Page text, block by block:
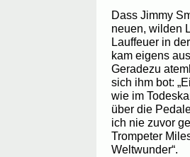
Dass Jimmy
neuen, wilden
Lauffeuer in
kam eigens
Geradezu
sich ihm bot:
wie im
über die
ich nie zuvor
Trompeter
Weltwunder“.